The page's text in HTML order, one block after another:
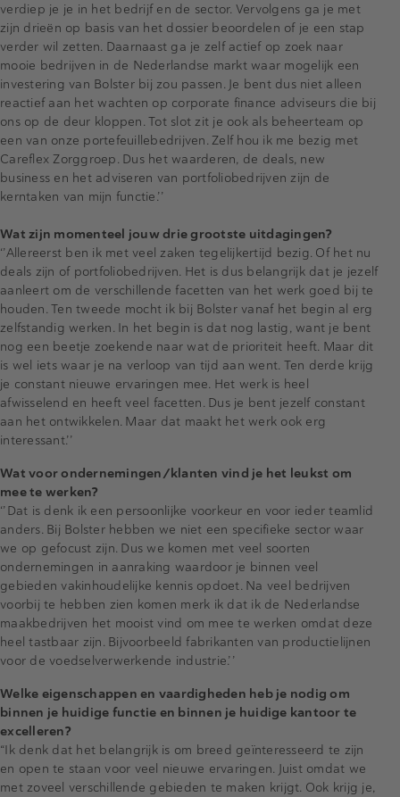
verdiep je je in het bedrijf en de sector. Vervolgens ga je met
zijn drieën op basis van het dossier beoordelen of je een stap
verder wil zetten. Daarnaast ga je zelf actief op zoek naar
mooie bedrijven in de Nederlandse markt waar mogelijk een
investering van Bolster bij zou passen. Je bent dus niet alleen
reactief aan het wachten op corporate finance adviseurs die bij
ons op de deur kloppen. Tot slot zit je ook als beheerteam op
een van onze portefeuillebedrijven. Zelf hou ik me bezig met
Careflex Zorggroep. Dus het waarderen, de deals, new
business en het adviseren van portfoliobedrijven zijn de
kerntaken van mijn functie.’’
Wat zijn momenteel jouw drie grootste uitdagingen?
‘’Allereerst ben ik met veel zaken tegelijkertijd bezig. Of het nu
deals zijn of portfoliobedrijven. Het is dus belangrijk dat je jezelf
aanleert om de verschillende facetten van het werk goed bij te
houden. Ten tweede mocht ik bij Bolster vanaf het begin al erg
zelfstandig werken. In het begin is dat nog lastig, want je bent
nog een beetje zoekende naar wat de prioriteit heeft. Maar dit
is wel iets waar je na verloop van tijd aan went. Ten derde krijg
je constant nieuwe ervaringen mee. Het werk is heel
afwisselend en heeft veel facetten. Dus je bent jezelf constant
aan het ontwikkelen. Maar dat maakt het werk ook erg
interessant.’’
Wat voor ondernemingen/klanten vind je het leukst om
mee te werken?
‘’Dat is denk ik een persoonlijke voorkeur en voor ieder teamlid
anders. Bij Bolster hebben we niet een specifieke sector waar
we op gefocust zijn. Dus we komen met veel soorten
ondernemingen in aanraking waardoor je binnen veel
gebieden vakinhoudelijke kennis opdoet. Na veel bedrijven
voorbij te hebben zien komen merk ik dat ik de Nederlandse
maakbedrijven het mooist vind om mee te werken omdat deze
heel tastbaar zijn. Bijvoorbeeld fabrikanten van productielijnen
voor de voedselverwerkende industrie.’’
Welke eigenschappen en vaardigheden heb je nodig om
binnen je huidige functie en binnen je huidige kantoor te
excelleren?
“Ik denk dat het belangrijk is om breed geïnteresseerd te zijn
en open te staan voor veel nieuwe ervaringen. Juist omdat we
met zoveel verschillende gebieden te maken krijgt. Ook krijg je,